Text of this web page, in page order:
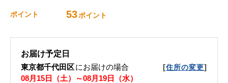
ポイント 53ポイント
お届け予定日
東京都千代田区にお届けの場合 [住所の変更]
08月15日（土）～08月19日（水）